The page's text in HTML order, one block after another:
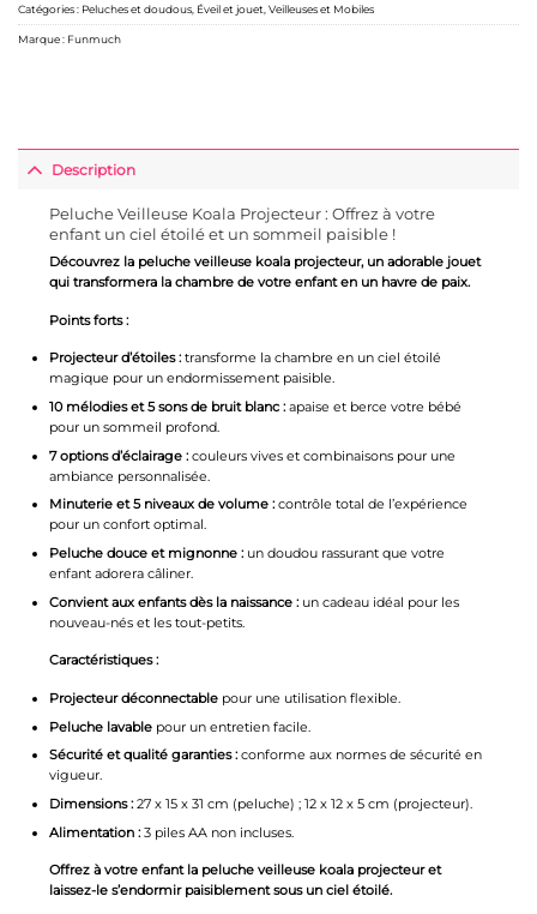
Catégories : Peluches et doudous Éveil et jouet Veilleuses et Mobiles
Marque : Funmuch
Description
Peluche Veilleuse Koala Projecteur : Offrez à votre
enfant un ciel étoilé et un sommeil paisible !
Découvrez la peluche veilleuse koala projecteur, un adorable jouet
qui transformera la chambre de votre enfant en un havre de paix.
Points forts :
Projecteur d’étoiles :transforme la chambre en un ciel étoilé
magique pour un endormissement paisible.
10 mélodies et 5 sons de bruit blanc :apaise et berce votre bébé
pour un sommeil profond.
7 options d’éclairage :couleurs vives et combinaisons pour une
ambiance personnalisée.
Minuterie et 5 niveaux de volume :contrôle total de l’expérience
pour un confort optimal.
Peluche douce et mignonne :un doudou rassurant que votre
enfant adorera câliner.
Convient aux enfants dès la naissance :un cadeau idéal pour les
nouveau-nés et les tout-petits.
Caractéristiques :
Projecteur déconnectablepour une utilisation flexible.
Peluche lavablepour un entretien facile.
Sécurité et qualité garanties :conforme aux normes de sécurité en
vigueur.
Dimensions :27 x 15 x 31 cm (peluche) ; 12 x 12 x 5 cm (projecteur).
Alimentation :3 piles AA non incluses.
Offrez à votre enfant la peluche veilleuse koala projecteur et
laissez-le s’endormir paisiblement sous un ciel étoilé.